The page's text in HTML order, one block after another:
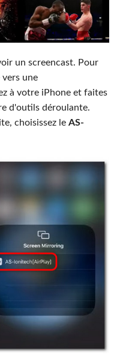
un screencast. Pour
une
à votre iPhone et faites
d'outils déroulante.
choisissez le AS-